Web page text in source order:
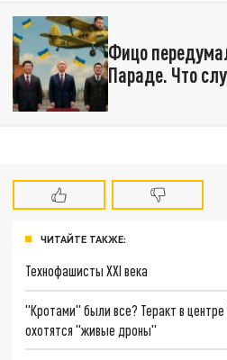
Фицо
Параде. Что
ЧИТАЙТЕ ТАКЖЕ:
Технофашисты XXI века
"Кротами" были все? Теракт в
охотятся "живые дроны"